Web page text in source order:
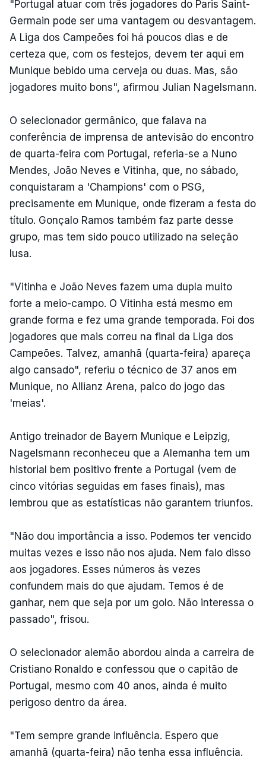
"Portugal atuar com três jogadores do Paris Saint-
Germain pode ser uma vantagem ou desvantagem.
A Liga dos Campeões foi há poucos dias e de
certeza que, com os festejos, devem ter aqui em
Munique bebido uma cerveja ou duas. Mas, são
jogadores muito bons", afirmou Julian Nagelsmann.
O selecionador germânico, que falava na
conferência de imprensa de antevisão do encontro
de quarta-feira com Portugal, referia-se a Nuno
Mendes, João Neves e Vitinha, que, no sábado,
conquistaram a 'Champions' com o PSG,
precisamente em Munique, onde fizeram a festa do
título. Gonçalo Ramos também faz parte desse
grupo, mas tem sido pouco utilizado na seleção
lusa.
"Vitinha e João Neves fazem uma dupla muito
forte a meio-campo. O Vitinha está mesmo em
grande forma e fez uma grande temporada. Foi dos
jogadores que mais correu na final da Liga dos
Campeões. Talvez, amanhã (quarta-feira) apareça
algo cansado", referiu o técnico de 37 anos em
Munique, no Allianz Arena, palco do jogo das
'meias'.
Antigo treinador de Bayern Munique e Leipzig,
Nagelsmann reconheceu que a Alemanha tem um
historial bem positivo frente a Portugal (vem de
cinco vitórias seguidas em fases finais), mas
lembrou que as estatísticas não garantem triunfos.
"Não dou importância a isso. Podemos ter vencido
muitas vezes e isso não nos ajuda. Nem falo disso
aos jogadores. Esses números às vezes
confundem mais do que ajudam. Temos é de
ganhar, nem que seja por um golo. Não interessa o
passado", frisou.
O selecionador alemão abordou ainda a carreira de
Cristiano Ronaldo e confessou que o capitão de
Portugal, mesmo com 40 anos, ainda é muito
perigoso dentro da área.
"Tem sempre grande influência. Espero que
amanhã (quarta-feira) não tenha essa influência.